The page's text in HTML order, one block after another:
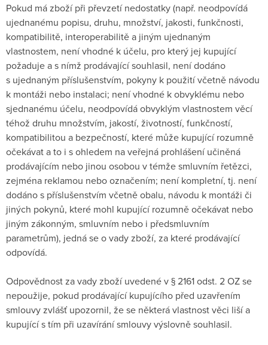
Pokud má zboží při převzetí nedostatky (např. neodpovídá
ujednanému popisu, druhu, množství, jakosti, funkčnosti,
kompatibilitě, interoperabilitě a jiným ujednaným
vlastnostem, není vhodné k účelu, pro který jej kupující
požaduje a s nímž prodávající souhlasil, není dodáno
s ujednaným příslušenstvím, pokyny k použití včetně návodu
k montáži nebo instalaci; není vhodné k obvyklému nebo
sjednanému účelu, neodpovídá obvyklým vlastnostem věcí
téhož druhu množstvím, jakostí, životností, funkčností,
kompatibilitou a bezpečností, které může kupující rozumně
očekávat a to i s ohledem na veřejná prohlášení učiněná
prodávajícím nebo jinou osobou v témže smluvním řetězci,
zejména reklamou nebo označením; není kompletní, tj. není
dodáno s příslušenstvím včetně obalu, návodu k montáži či
jiných pokynů, které mohl kupující rozumně očekávat nebo
jiným zákonným, smluvním nebo i předsmluvním
parametrům), jedná se o vady zboží, za které prodávající
odpovídá.
Odpovědnost za vady zboží uvedené v § 2161 odst. 2 OZ se
nepoužije, pokud prodávající kupujícího před uzavřením
smlouvy zvlášť upozornil, že se některá vlastnost věci liší a
kupující s tím při uzavírání smlouvy výslovně souhlasil.